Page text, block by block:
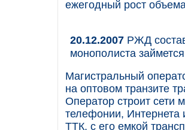
ежегодный рост
20.12.2007 РЖД
монополиста
Магистральный
на оптовом транзите
Оператор строит сети
телефонии, Интернета
ТТК, с его емкой